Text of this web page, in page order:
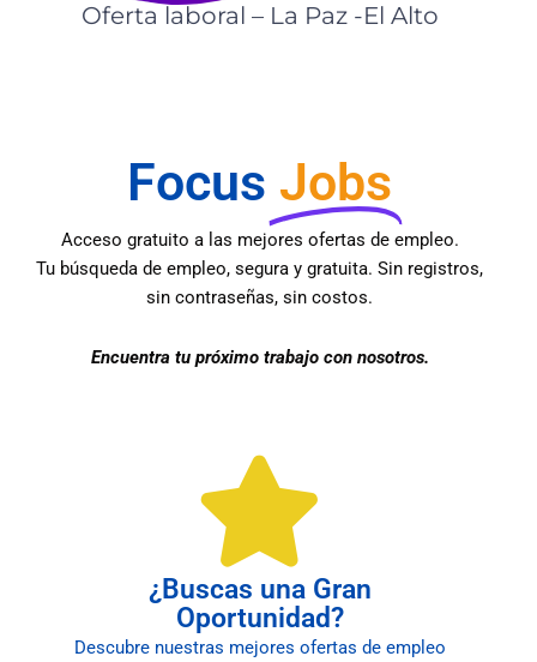
Oferta laboral – La Paz -El Alto
Focus Jobs
Acceso gratuito a las mejores ofertas de empleo.
Tu búsqueda de empleo, segura y gratuita. Sin registros,
sin contraseñas, sin costos.
Encuentra tu próximo trabajo con nosotros.
¿Buscas una Gran
Oportunidad?
Descubre nuestras mejores ofertas de empleo